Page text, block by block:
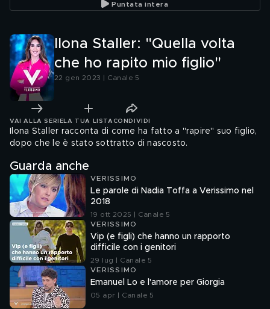
Puntata intera
Ilona Staller: "Quella volta
che ho rapito mio figlio"
22 gen 2023 | Canale 5
VAI ALLA SERIE LA TUA LISTA CONDIVIDI
Ilona Staller racconta di come ha fatto a "rapire" suo figlio,
dopo che le è stato sottratto di nascosto.
Guarda anche
VERISSIMO
Le parole di Nadia Toffa a Verissimo nel
2018
19 ott 2025 | Canale 5
VERISSIMO
Vip (e figli) che hanno un rapporto
difficile con i genitori
29 lug | Canale 5
VERISSIMO
Emanuel Lo e l'amore per Giorgia
05 apr | Canale 5